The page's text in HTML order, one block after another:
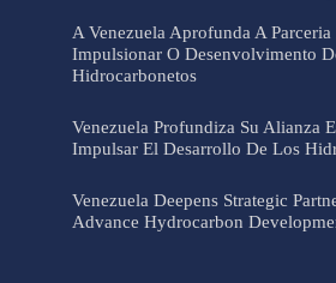
A Venezuela Aprofunda A Parceria
Impulsionar O Desenvolvimento
Hidrocarbonetos
Venezuela Profundiza Su Alianza
Impulsar El Desarrollo De Los
Venezuela Deepens Strategic
Advance Hydrocarbon